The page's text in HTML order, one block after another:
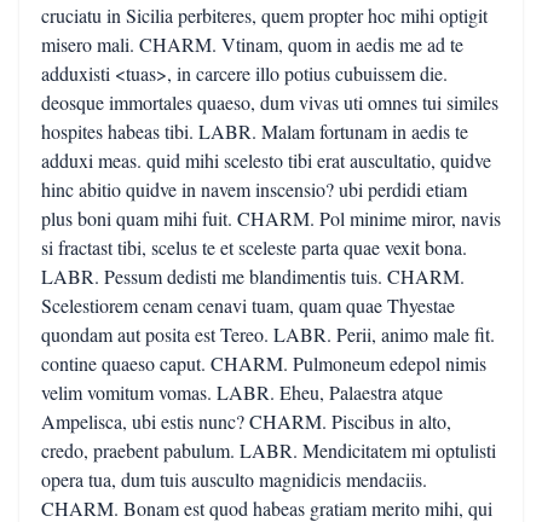
cruciatu in Sicilia perbiteres, quem propter hoc mihi optigit
misero mali. CHARM. Vtinam, quom in aedis me ad te
adduxisti <tuas>, in carcere illo potius cubuissem die.
deosque immortales quaeso, dum vivas uti omnes tui similes
hospites habeas tibi. LABR. Malam fortunam in aedis te
adduxi meas. quid mihi scelesto tibi erat auscultatio, quidve
hinc abitio quidve in navem inscensio? ubi perdidi etiam
plus boni quam mihi fuit. CHARM. Pol minime miror, navis
si fractast tibi, scelus te et sceleste parta quae vexit bona.
LABR. Pessum dedisti me blandimentis tuis. CHARM.
Scelestiorem cenam cenavi tuam, quam quae Thyestae
quondam aut posita est Tereo. LABR. Perii, animo male fit.
contine quaeso caput. CHARM. Pulmoneum edepol nimis
velim vomitum vomas. LABR. Eheu, Palaestra atque
Ampelisca, ubi estis nunc? CHARM. Piscibus in alto,
credo, praebent pabulum. LABR. Mendicitatem mi optulisti
opera tua, dum tuis ausculto magnidicis mendaciis.
CHARM. Bonam est quod habeas gratiam merito mihi, qui